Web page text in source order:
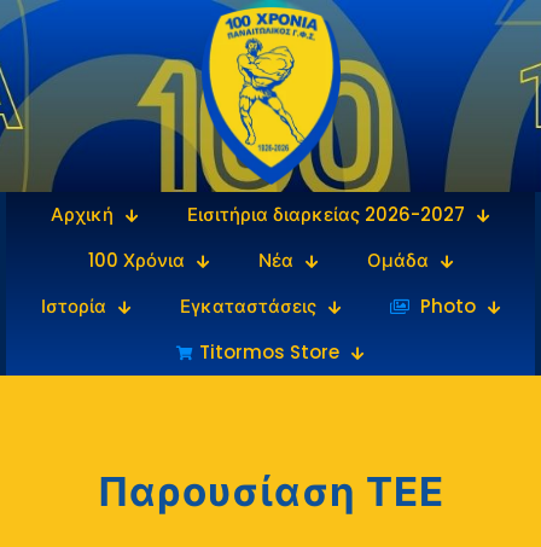
Αρχική
Εισιτήρια διαρκείας 2026-2027
100 Χρόνια
Νέα
Ομάδα
Ιστορία
Εγκαταστάσεις
‎‏‏‎ ‎Photo
Titormos Store
Παρουσίαση ΤΕΕ